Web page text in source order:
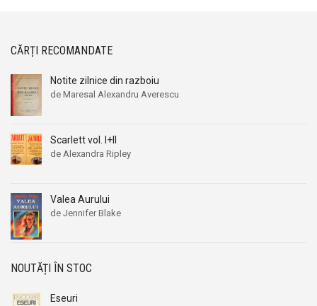
CĂRȚI RECOMANDATE
Notite zilnice din razboiu
de Maresal Alexandru Averescu
Scarlett vol. I+II
de Alexandra Ripley
Valea Aurului
de Jennifer Blake
NOUTĂȚI ÎN STOC
Eseuri